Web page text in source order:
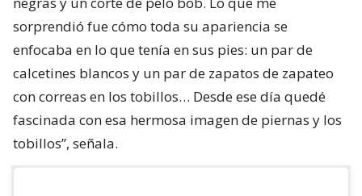
sorprendió fue cómo toda su apariencia se
enfocaba en lo que tenía en sus pies: un par de
calcetines blancos y un par de zapatos de zapateo
con correas en los tobillos… Desde ese día quedé
fascinada con esa hermosa imagen de piernas y los
tobillos”, señala.